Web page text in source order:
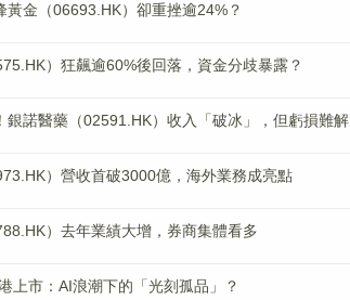
黃金（06693.HK）卻重挫逾24%？
）狂飆逾60%後回落，資金分歧暴露？
銀諾醫藥（02591.HK）收入「破冰」，但虧損難解
）營收首破3000億，海外業務成亮點
）去年業績大增，券商集體看多
上市：AI浪潮下的「光刻孤品」？